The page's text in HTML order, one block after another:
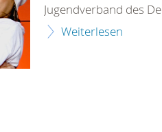
Jugendverband des
Weiterlesen